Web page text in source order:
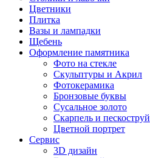
Цветники
Плитка
Вазы и лампадки
Щебень
Оформление памятника
Фото на стекле
Скульптуры и Акрил
Фотокерамика
Бронзовые буквы
Сусальное золото
Скарпель и пескоструй
Цветной портрет
Сервис
3D дизайн